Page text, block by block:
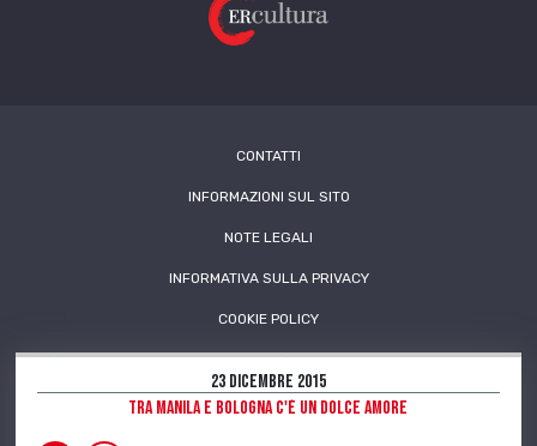
23 Dicembre 2015
Tra Manila e Bologna c'è un Dolce amore
CONTATTI
INFORMAZIONI SUL SITO
NOTE LEGALI
INFORMATIVA SULLA PRIVACY
COOKIE POLICY